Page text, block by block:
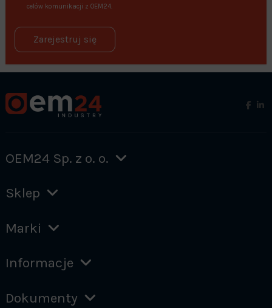
celów komunikacji z OEM24.
Zarejestruj się
OEM24 Sp. z o. o.
Sklep
Marki
Informacje
Dokumenty